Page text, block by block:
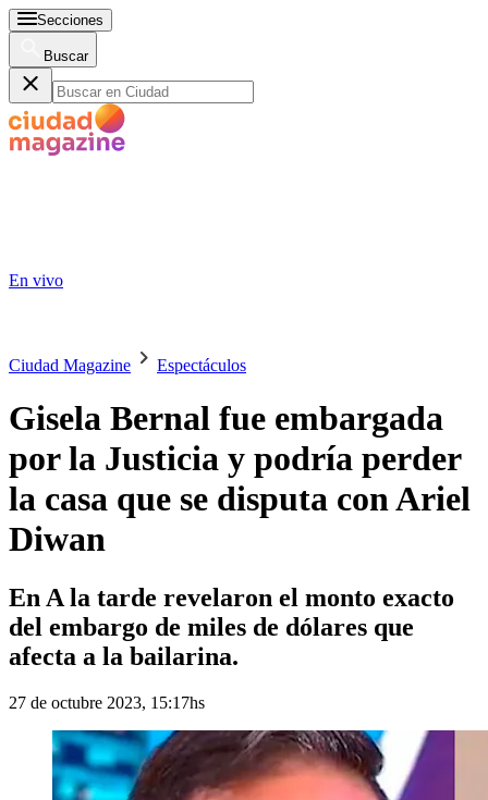
Secciones
Buscar
En vivo
Ciudad Magazine Espectáculos
Gisela Bernal fue embargada
por la Justicia y podría perder
la casa que se disputa con Ariel
Diwan
En A la tarde revelaron el monto exacto
del embargo de miles de dólares que
afecta a la bailarina.
27 de octubre 2023, 15:17hs